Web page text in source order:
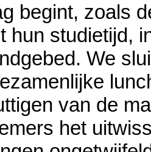
begint, zoals
hun studietijd,
We
van de
het